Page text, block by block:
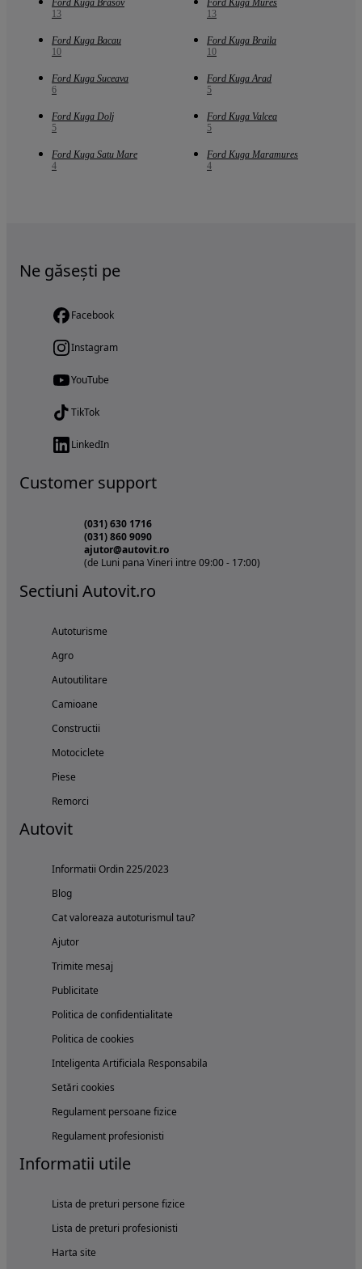
Ford Kuga Brasov
13
Ford Kuga Mures
13
Ford Kuga Bacau
10
Ford Kuga Braila
10
Ford Kuga Suceava
6
Ford Kuga Arad
5
Ford Kuga Dolj
5
Ford Kuga Valcea
5
Ford Kuga Satu Mare
4
Ford Kuga Maramures
4
Ne găsești pe
Facebook
Instagram
YouTube
TikTok
LinkedIn
Customer support
(031) 630 1716
(031) 860 9090
ajutor@autovit.ro
(de Luni pana Vineri intre 09:00 - 17:00)
Sectiuni Autovit.ro
Autoturisme
Agro
Autoutilitare
Camioane
Constructii
Motociclete
Piese
Remorci
Autovit
Informatii Ordin 225/2023
Blog
Cat valoreaza autoturismul tau?
Ajutor
Trimite mesaj
Publicitate
Politica de confidentialitate
Politica de cookies
Inteligenta Artificiala Responsabila
Setări cookies
Regulament persoane fizice
Regulament profesionisti
Informatii utile
Lista de preturi persone fizice
Lista de preturi profesionisti
Harta site